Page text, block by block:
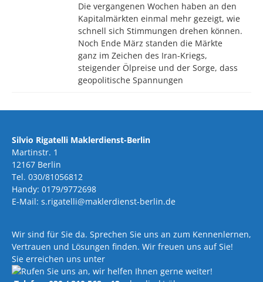
Die vergangenen Wochen haben an den
Kapitalmärkten einmal mehr gezeigt, wie
schnell sich Stimmungen drehen können.
Noch Ende März standen die Märkte
ganz im Zeichen des Iran-Kriegs,
steigender Ölpreise und der Sorge, dass
geopolitische Spannungen
Silvio Rigatelli Maklerdienst-Berlin
Martinstr. 1
12167 Berlin
Tel. 030/81056812
Handy: 0179/9772698
E-Mail: s.rigatelli@maklerdienst-berlin.de
Wir sind für Sie da. Sprechen Sie uns an zum Kennenlernen,
Vertrauen und Lösungen finden. Wir freuen uns auf Sie!
Sie erreichen uns unter